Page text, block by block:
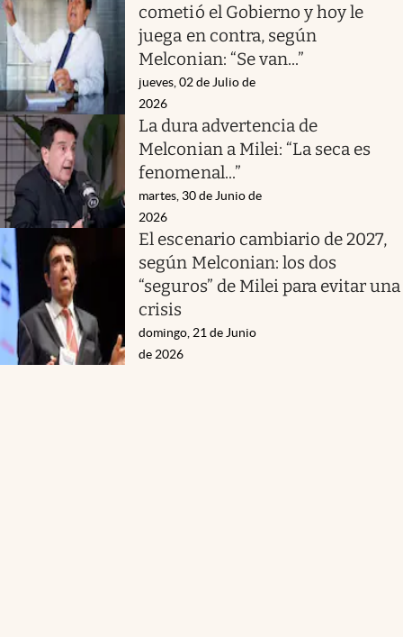
cometió el Gobierno y hoy le
juega en contra, según
Melconian: “Se van...”
jueves, 02 de Julio de
2026
La dura advertencia de
Melconian a Milei: “La seca es
fenomenal...”
martes, 30 de Junio de
2026
El escenario cambiario de 2027,
según Melconian: los dos
“seguros” de Milei para evitar una
crisis
domingo, 21 de Junio
de 2026